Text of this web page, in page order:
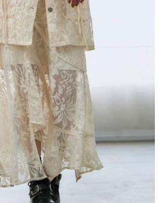
份有限公司」（以下簡稱本公司）所提供，讓
購買商品或服務，並由商店將買賣／分期付款
依約使用本公司帳單繳交帳款。
你分期」之契約關係目的，商店將以您的個人
）提供予台灣大哥大進項蒐集、處理及利用，
單所需資料之確認、核對及更正。
以下連結：https://oppay.tw/userRule
內，點擊此簡訊中的連結，可透過四大超商／
進行付款，方視為交易完成。
不需立刻繳費，但若您需要取消訂單，請聯絡
意取消之訂單仍視為有效，需透過AFTEE先享
先享後付 」之結帳頁面顯示為準，若有關於
欲退款等相關疑問，請聯繫「AFTEE先享後付
support/home
公司提供之「AFTEE先享後付」服務完成之交
提供個人資料，並將交易相關給付款項請求債
司。
請瀏覽以下網址：https://aftee.tw/terms/#terms3
得法定代理人或監護人之同意方可使用
經同意申辦者引起之損失，本公司不負相關責
」時，將依據個別帳號之用戶狀況，依本公司即
若仍有額度不足之情形，本公司將視審查結果
含以上)免運費
含以上)免運費
含以上)免運費